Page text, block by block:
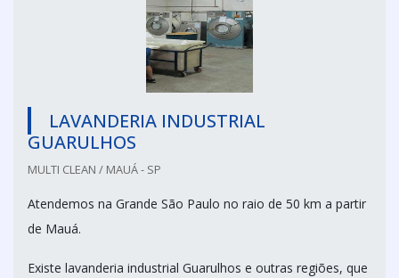
LAVANDERIA INDUSTRIAL
GUARULHOS
MULTI CLEAN / MAUÁ - SP
Atendemos na Grande São Paulo no raio de 50 km a partir
de Mauá.
Existe lavanderia industrial Guarulhos e outras regiões, que